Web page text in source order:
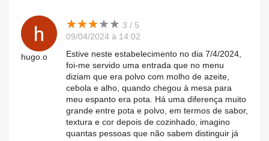
hugo.o
★★★★★
★★★★★ 3 / 5
09/04/2024 à 14:02
Estive neste estabelecimento no dia 7/4/2024,
foi-me servido uma entrada que no menu
diziam que era polvo com molho de azeite,
cebola e alho, quando chegou à mesa para
meu espanto era pota. Há uma diferença muito
grande entre pota e polvo, em termos de sabor,
textura e cor depois de cozinhado, imagino
quantas pessoas que não sabem distinguir já